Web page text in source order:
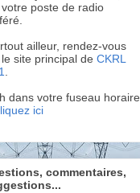
poste de radio
ailleur, rendez-vous
site principal de CKRL
dans votre fuseau horaire
ici
commentaires,